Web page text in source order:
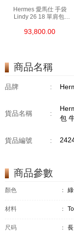
Hermes 愛馬仕 手袋
Lindy 26 18 單肩包/
93,800.00
商品名稱
品牌 :
貨品名稱 :
包
貨品編號 :
商品參數
顏色 ：
材料 ：
尺码 ：